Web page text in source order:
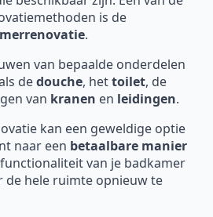
is de
.
van bepaalde onderdelen
dedouche, hettoilet, de
van kranen en leidingen.
kan een geweldige optie
naar een betaalbare manier
van je badkamer
de hele ruimte opnieuw te